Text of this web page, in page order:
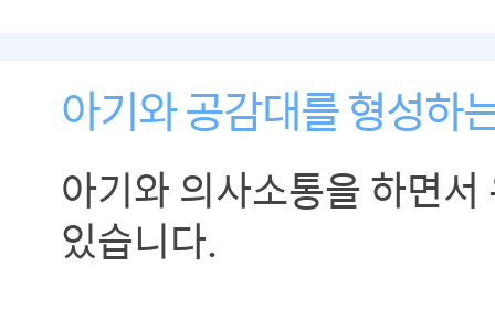
아기와 공감대를 형성하
아기와 의사소통을 하면
있습니다.